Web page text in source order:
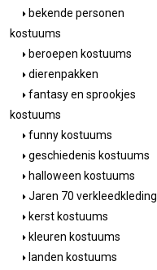
bekende personen
kostuums
beroepen kostuums
dierenpakken
fantasy en sprookjes
kostuums
funny kostuums
geschiedenis kostuums
halloween kostuums
Jaren 70 verkleedkleding
kerst kostuums
kleuren kostuums
landen kostuums